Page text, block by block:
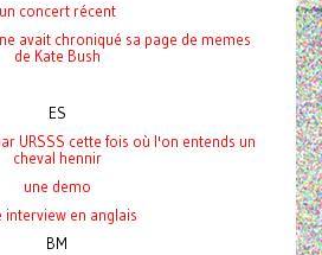
un concert récent
avait chroniqué sa page de memes
de Kate Bush
ES
URSSS cette fois où l'on entends un
cheval hennir
une demo
interview en anglais
BM